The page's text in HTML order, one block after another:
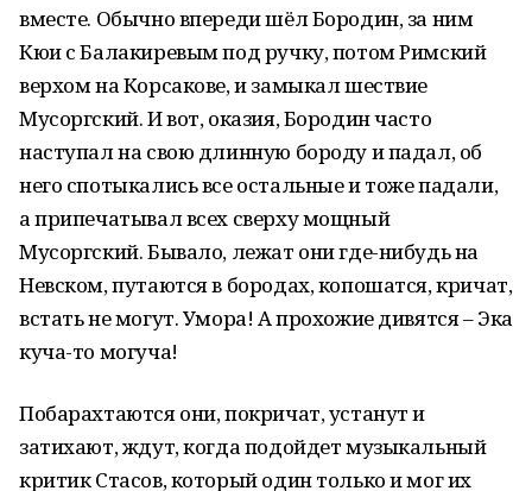
вместе. Обычно впереди шёл Бородин, за ним
Кюи с Балакиревым под ручку, потом Римский
верхом на Корсакове, и замыкал шествие
Мусоргский. И вот, оказия, Бородин часто
наступал на свою длинную бороду и падал, об
него спотыкались все остальные и тоже падали,
а припечатывал всех сверху мощный
Мусоргский. Бывало, лежат они где-нибудь на
Невском, путаются в бородах, копошатся, кричат,
встать не могут. Умора! А прохожие дивятся – Эка
куча-то могуча!
Побарахтаются они, покричат, устанут и
затихают, ждут, когда подойдет музыкальный
критик Стасов, который один только и мог их